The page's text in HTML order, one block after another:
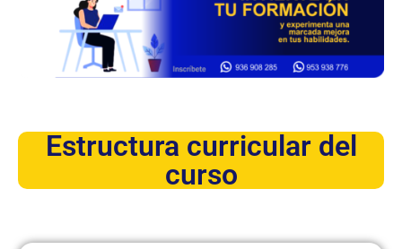
Estructura curricular del
curso